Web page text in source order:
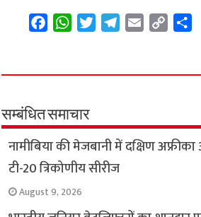
e
o
o
k
W
t
A
p
p
t
r
e
a
m
i
y
n
k
r
सम्बंधित समाचार
नामीबिया की मेजबानी में दक्षिण
टी-20 त्रिकोणीय सीरीज
August 9, 2026